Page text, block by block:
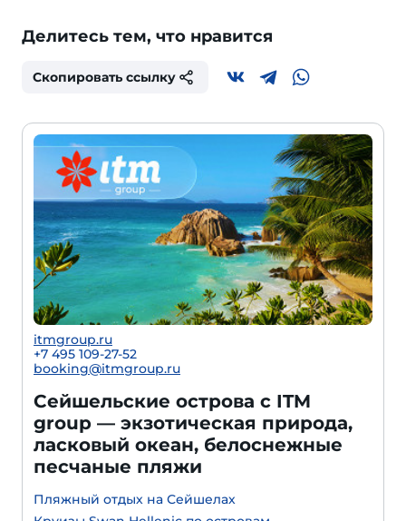
Делитесь тем, что нравится
Скопировать ссылку
itmgroup.ru
+7 495 109-27-52
booking@itmgroup.ru
Сейшельские острова с ITM
group — экзотическая природа,
ласковый океан, белоснежные
песчаные пляжи
Пляжный отдых на Сейшелах